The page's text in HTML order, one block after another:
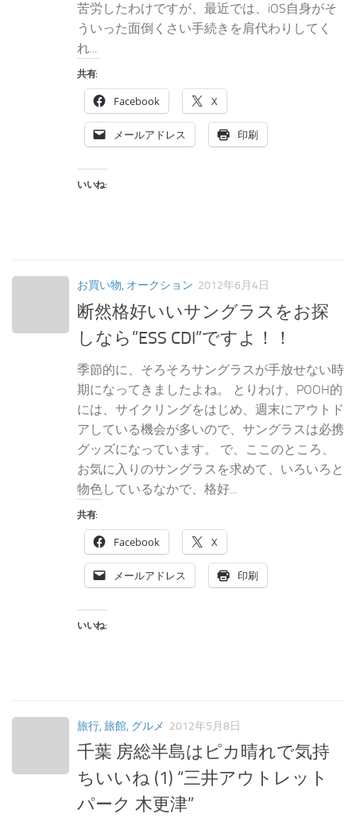
苦労したわけですが、最近では、iOS自身がそ
ういった面倒くさい手続きを肩代わりしてく
れ...
共有:
Facebook X
メールアドレス 印刷
いいね:
お買い物, オークション 2012年6月4日
断然格好いいサングラスをお探
しなら”ESS CDI”ですよ！！
季節的に、そろそろサングラスが手放せない時
期になってきましたよね。 とりわけ、POOH的
には、サイクリングをはじめ、週末にアウトド
アしている機会が多いので、サングラスは必携
グッズになっています。 で、ここのところ、
お気に入りのサングラスを求めて、いろいろと
物色しているなかで、格好...
共有:
Facebook X
メールアドレス 印刷
いいね:
旅行, 旅館, グルメ 2012年5月8日
千葉 房総半島はピカ晴れで気持
ちいいね (1) “三井アウトレット
パーク 木更津”